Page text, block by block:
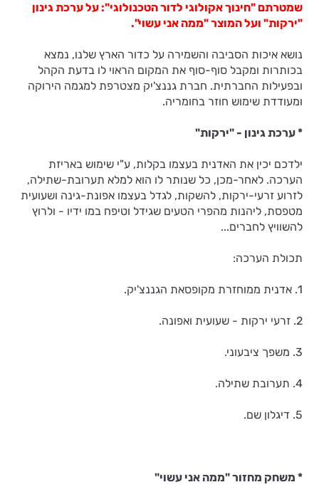
שמטרתם "חינוך אקולוגי לדור הטכנולוגי": על ערכת גינון
"ירקות" ועל המוצר "ממה אני עשוי".
נושא איכות הסביבה והשמירה על כדור הארץ שלנו, נמצא
בכותרות ומקבל סוף-סוף את המקום הראוי לו בדעת הקהל
ובפעילות החברתית. חברת גננצ'יק מצטרפת למגמה הירוקה
ומעודדת שימוש חוזר בחומריה.
* ערכת גינון - "ירקות"
ילדכם יכין את האדנית בעצמו בקלות, ע"י שימוש באריזת
הערכה. לאחר-מכן, כל שנותר לו הוא למלא תערובת-שתילה,
לזרוע זרעי-ירקות, להשקות, לגדל בעצמו אפונת-גינה ושעועית
מטפסת, ליהנות מהפרי הטעים שגידל וטיפח במו ידיו - ולרוץ
להשוויץ לחברים...
תכולת הערכה:
1. אדנית ממוחזרת מקופסאת הגננצ'יק.
2. זרעי ירקות - שעועית ואפונה.
3. משפך ציבעוני.
4. תערובת שתילה.
5. דיגלון שם.
* משחק מחזור "ממה אני עשוי"